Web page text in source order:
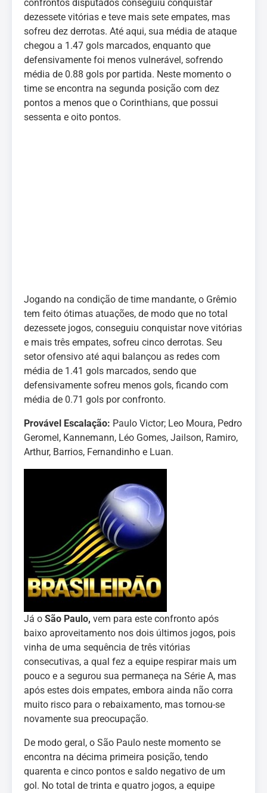
confrontos disputados conseguiu conquistar
dezessete vitórias e teve mais sete empates, mas
sofreu dez derrotas. Até aqui, sua média de ataque
chegou a 1.47 gols marcados, enquanto que
defensivamente foi menos vulnerável, sofrendo
média de 0.88 gols por partida. Neste momento o
time se encontra na segunda posição com dez
pontos a menos que o Corinthians, que possui
sessenta e oito pontos.
Jogando na condição de time mandante, o Grêmio
tem feito ótimas atuações, de modo que no total
dezessete jogos, conseguiu conquistar nove vitórias
e mais três empates, sofreu cinco derrotas. Seu
setor ofensivo até aqui balançou as redes com
média de 1.41 gols marcados, sendo que
defensivamente sofreu menos gols, ficando com
média de 0.71 gols por confronto.
Provável Escalação: Paulo Victor; Leo Moura, Pedro
Geromel, Kannemann, Léo Gomes, Jailson, Ramiro,
Arthur, Barrios, Fernandinho e Luan.
Já o São Paulo, vem para este confronto após
baixo aproveitamento nos dois últimos jogos, pois
vinha de uma sequência de três vitórias
consecutivas, a qual fez a equipe respirar mais um
pouco e a segurou sua permaneça na Série A, mas
após estes dois empates, embora ainda não corra
muito risco para o rebaixamento, mas tornou-se
novamente sua preocupação.
De modo geral, o São Paulo neste momento se
encontra na décima primeira posição, tendo
quarenta e cinco pontos e saldo negativo de um
gol. No total de trinta e quatro jogos, a equipe